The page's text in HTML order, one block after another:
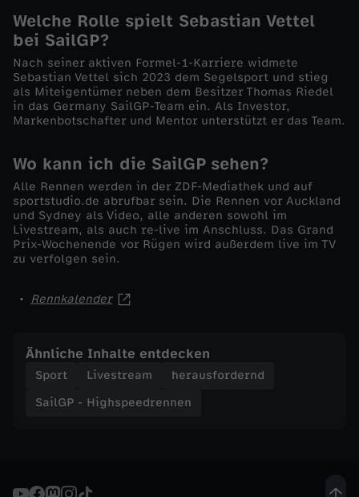
.
M
ä
z
2
0
2
Welche Rolle spielt Sebastian Vettel
bei SailGP?
Nach seiner aktiven Formel-1-Karriere widmete
Sebastian Vettel sich 2023 dem Segelsport und stieg
als Miteigentümer neben dem Besitzer Thomas Riedel
in das Germany SailGP-Team ein. Als Investor,
Markenbotschafter und Mentor unterstützt er das Team.
Wo kann ich die SailGP sehen?
Alle Rennen werden in der ZDF-Mediathek und auf
sportstudio.de abrufbar sein. Die Rennen vor Auckland
und Sydney als Video, alle anderen sowohl im
Livestream, als auch re-live im Anschluss. Das Grand
Prix-Wochenende vor Rügen wird außerdem live im TV
zu verfolgen sein.
Rennkalender
Ähnliche Inhalte entdecken
Sport Livestream
herausfordernd
SailGP - Highspeedrennen